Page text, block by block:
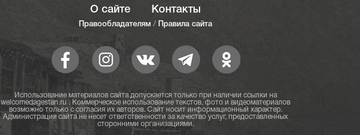
О сайте Контакты
Правообладателям / Правила сайта
Использование материалов сайта допускается только при наличии ссылки на
welcomedagestan.ru . Коммерческое использование текстов, фото и видеоматериалов
возможно только с согласия их авторов. Сайт носит информационный характер.
Администрация сайта не несет ответственности за качество услуг, предоставленных
сторонними организациями.